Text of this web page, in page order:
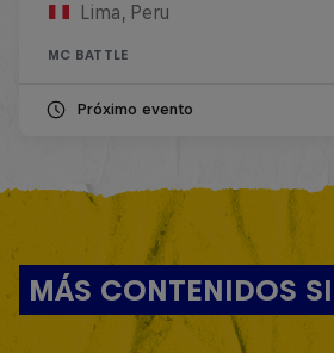
Lima, Peru
MC BATTLE
Próximo evento
MÁS CONTENIDOS